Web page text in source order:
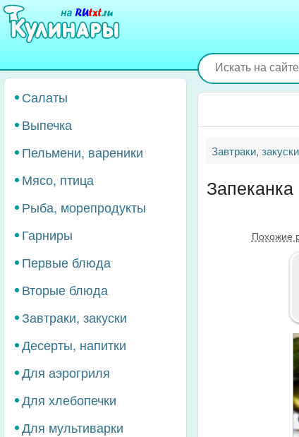
Перейти
основному
Салаты
Выпечка
Пельмени, вареники
Мясо, птица
Рыба, морепродукты
Гарниры
Первые блюда
Вторые блюда
Завтраки, закуски
Десерты, напитки
Для аэрогриля
Для хлебопечки
Для мультиварки
Завтраки, закуски
Похожие